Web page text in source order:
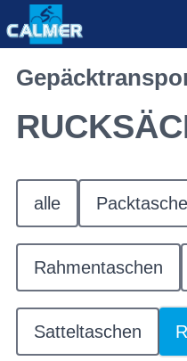
alle
Rahmentaschen
Satteltaschen